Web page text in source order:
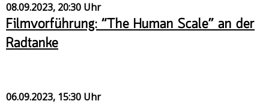
08.09.2023, 20:30 Uhr
Filmvorführung: “The Human Scale” an der
Radtanke
06.09.2023, 15:30 Uhr